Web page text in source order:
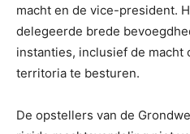
macht en de vice-president.
delegeerde brede
instanties, inclusief de macht
territoria te besturen.
De opstellers van de